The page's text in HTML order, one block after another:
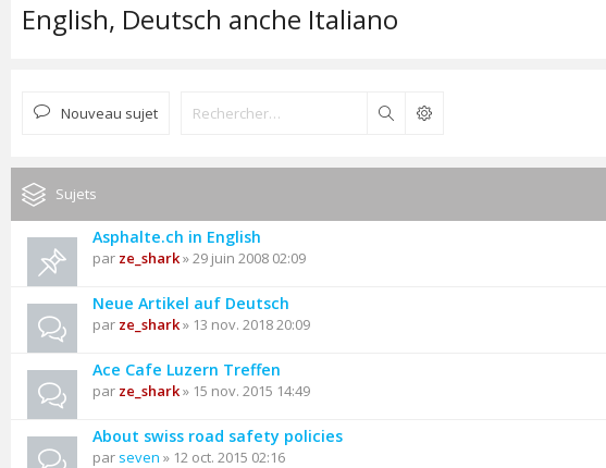
English, Deutsch anche Italiano
Nouveau sujet Rechercher
Sujets
Asphalte.ch in English
par ze_shark» 29 juin 2008 02:09
Neue Artikel auf Deutsch
par ze_shark» 13 nov. 2018 20:09
Ace Cafe Luzern Treffen
par ze_shark» 15 nov. 2015 14:49
About swiss road safety policies
par seven » 12 oct. 2015 02:16